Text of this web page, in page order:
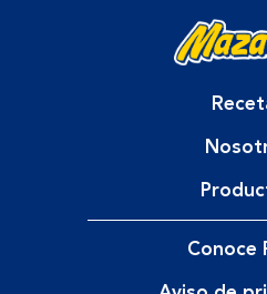
Conoce